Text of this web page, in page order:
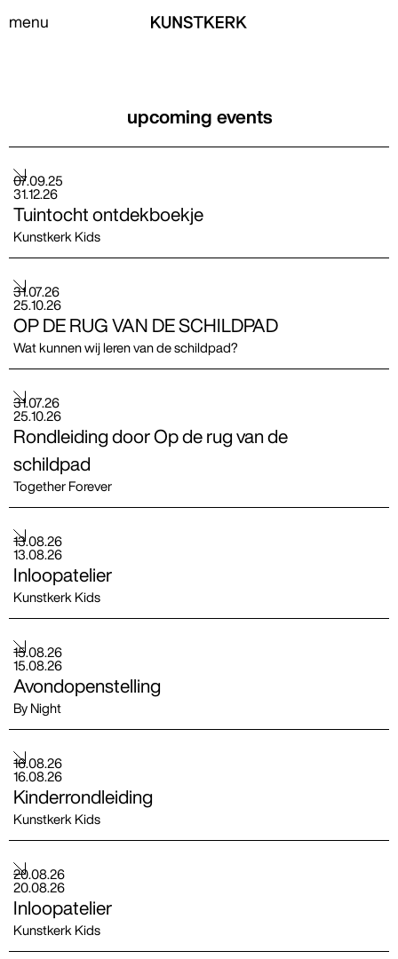
menu
upcoming events
07.09.25
31.12.26
Tuintocht ontdekboekje
Kunstkerk Kids
31.07.26
25.10.26
OP DE RUG VAN DE SCHILDPAD
Wat kunnen wij leren van de schildpad?
31.07.26
25.10.26
Rondleiding door Op de rug van de
schildpad
Together Forever
13.08.26
13.08.26
Inloopatelier
Kunstkerk Kids
15.08.26
15.08.26
Avondopenstelling
By Night
16.08.26
16.08.26
Kinderrondleiding
Kunstkerk Kids
20.08.26
20.08.26
Inloopatelier
Kunstkerk Kids